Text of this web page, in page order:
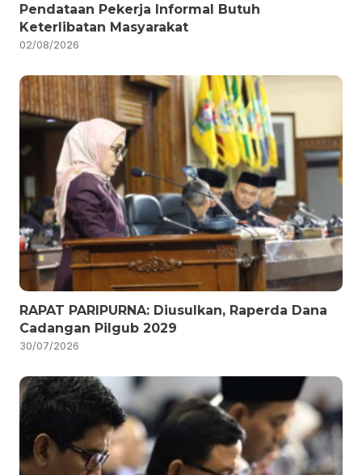
Pendataan Pekerja Informal Butuh
Keterlibatan Masyarakat
02/08/2026
RAPAT PARIPURNA: Diusulkan, Raperda Dana
Cadangan Pilgub 2029
30/07/2026